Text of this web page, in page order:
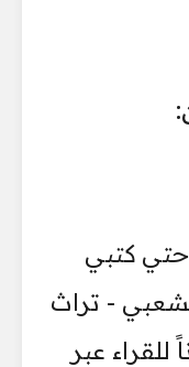
كتبي
- تراث
عبر